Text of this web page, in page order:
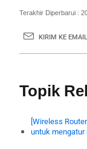
Terakhir Diperbarui :
KIRIM KE
Topik
[Wireless
untuk mengatur